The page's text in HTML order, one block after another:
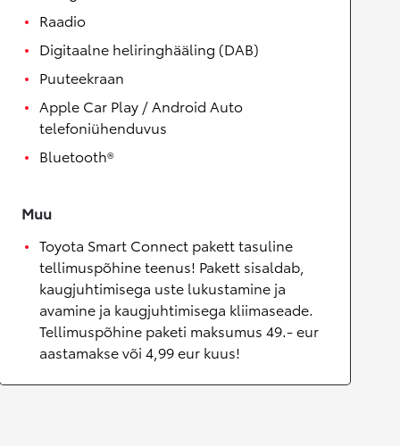
Raadio
Digitaalne heliringhääling (DAB)
Puuteekraan
Apple Car Play / Android Auto
telefoniühenduvus
Bluetooth®
Muu
Toyota Smart Connect pakett tasuline
tellimuspõhine teenus! Pakett sisaldab,
kaugjuhtimisega uste lukustamine ja
avamine ja kaugjuhtimisega kliimaseade.
Tellimuspõhine paketi maksumus 49.- eur
aastamakse või 4,99 eur kuus!